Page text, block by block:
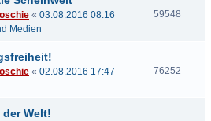
« 03.08.2016 08:16
Medien
59548
« 02.08.2016 17:47
76252
Welt!